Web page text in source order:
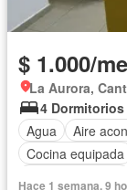
$ 1.000/
La Aurora,
4 Dormitorios
Agua
Aire
Cocina equipada
Hace 1 semana, 9